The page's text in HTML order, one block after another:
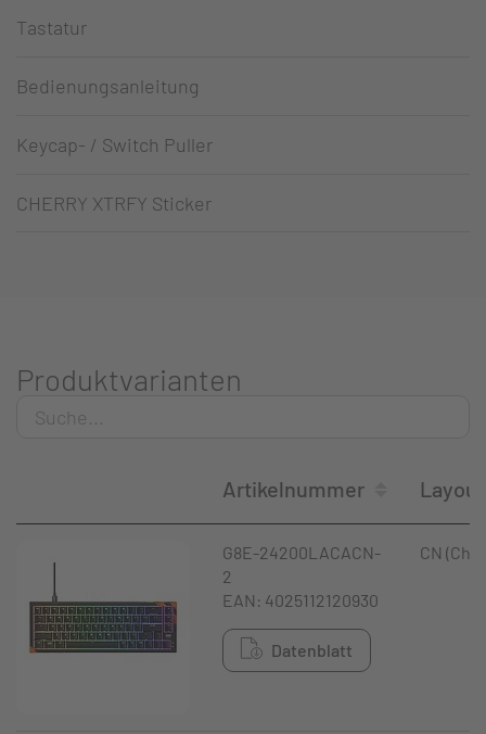
Tastatur
Bedienungsanleitung
Keycap- / Switch Puller
CHERRY XTRFY Sticker
Produktvarianten
Artikelnummer Layout
G8E-24200LACACN-
2
EAN: 4025112120930
Datenblatt
CN